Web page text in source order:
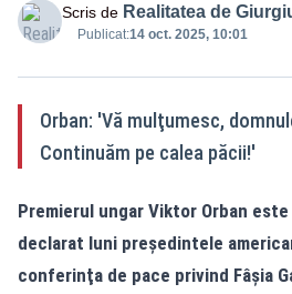
Scris de Realitatea de
Publicat:14 oct. 2025, 10:01
Orban: 'Vă mulţumesc,
Continuăm pe calea păcii!'
Premierul ungar Viktor Orban
declarat luni preşedintele
conferinţa de pace privind Fâşia